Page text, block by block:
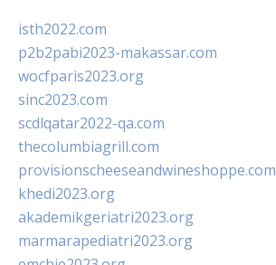
isth2022.com
p2b2pabi2023-makassar.com
wocfparis2023.org
sinc2023.com
scdlqatar2022-qa.com
thecolumbiagrill.com
provisionscheeseandwineshoppe.com
khedi2023.org
akademikgeriatri2023.org
marmarapediatri2023.org